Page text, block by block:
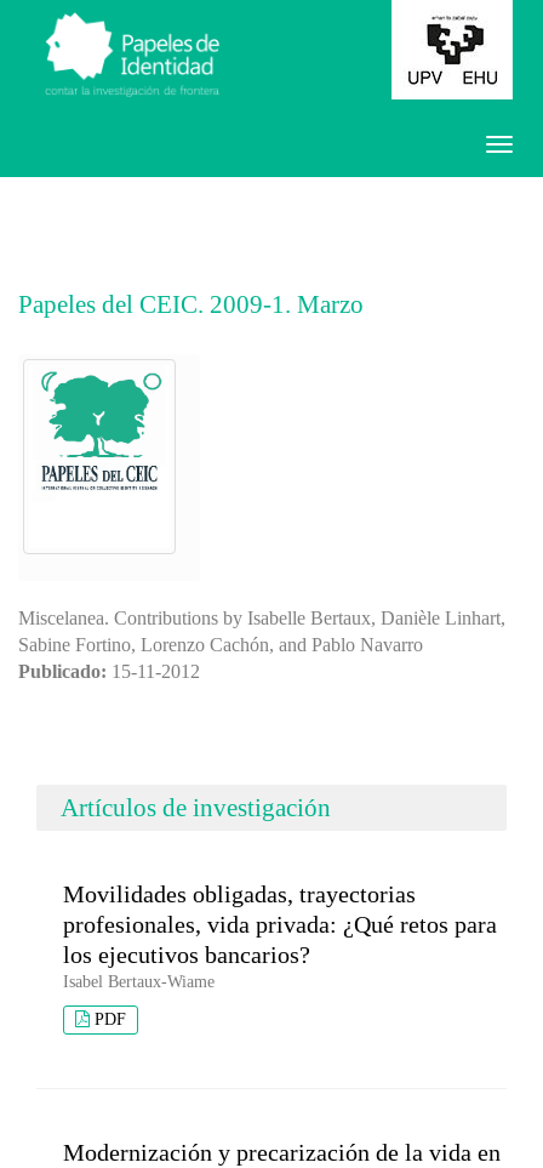
Papeles del CEIC. 2009-1. Marzo
Miscelanea. Contributions by Isabelle Bertaux, Danièle Linhart,
Sabine Fortino, Lorenzo Cachón, and Pablo Navarro
Publicado: 15-11-2012
Artículos de investigación
Movilidades obligadas, trayectorias
profesionales, vida privada: ¿Qué retos para
los ejecutivos bancarios?
Isabel Bertaux-Wiame
PDF
Modernización y precarización de la vida en